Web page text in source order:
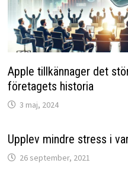
Apple tillkännager det
företagets historia
3 maj, 2024
Upplev mindre stress i
26 september, 2021